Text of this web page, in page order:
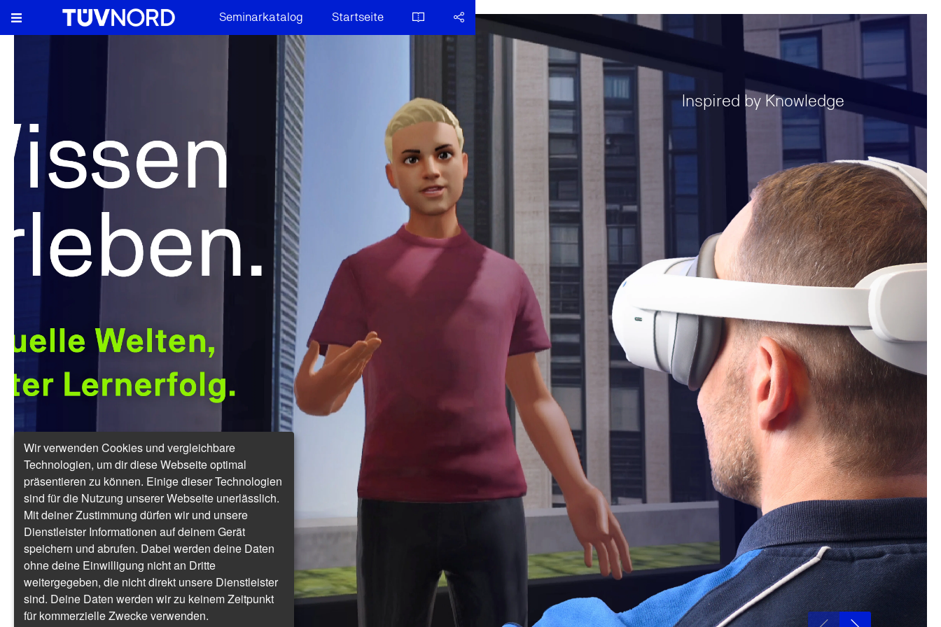
Seminarkatalog Startseite
Inspired by Knowledge
Wir verwenden Cookies und vergleichbare
Technologien, um dir diese Webseite optimal
präsentieren zu können. Einige dieser Technologien
sind für die Nutzung unserer Webseite unerlässlich.
Mit deiner Zustimmung dürfen wir und unsere
Dienstleister Informationen auf deinem Gerät
speichern und abrufen. Dabei werden deine Daten
ohne deine Einwilligung nicht an Dritte
weitergegeben, die nicht direkt unsere Dienstleister
sind. Deine Daten werden wir zu keinem Zeitpunkt
für kommerzielle Zwecke verwenden.